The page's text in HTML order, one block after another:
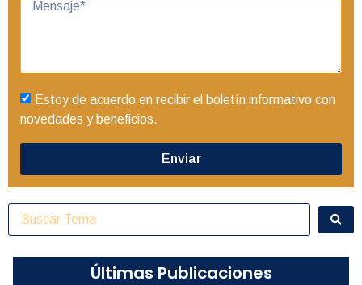
Estoy de acuerdo en recibir el boletín informativo con
novedades y beneficios.
Enviar
Últimas Publicaciones